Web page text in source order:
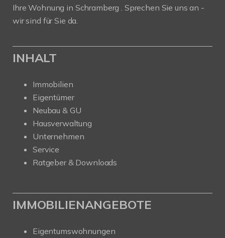
Ihre Wohnung in Schramberg . Sprechen Sie uns an -
wir sind für Sie da.
INHALT
Immobilien
Eigentümer
Neubau & GU
Hausverwaltung
Unternehmen
Service
Ratgeber & Downloads
IMMOBILIENANGEBOTE
Eigentumswohnungen